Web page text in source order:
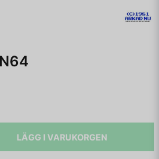
LÄGG I VARUKORGEN